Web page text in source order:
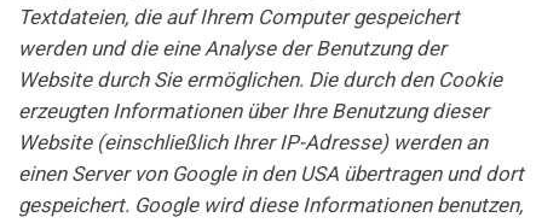
Textdateien, die auf Ihrem Computer gespeichert
werden und die eine Analyse der Benutzung der
Website durch Sie ermöglichen. Die durch den Cookie
erzeugten Informationen über Ihre Benutzung dieser
Website (einschließlich Ihrer IP-Adresse) werden an
einen Server von Google in den USA übertragen und dort
gespeichert. Google wird diese Informationen benutzen,